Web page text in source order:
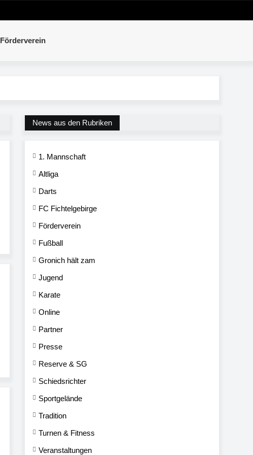
Förderverein
News aus den Rubriken
1. Mannschaft
Altliga
Darts
FC Fichtelgebirge
Förderverein
Fußball
Gronich hält zam
Jugend
Karate
Online
Partner
Presse
Reserve & SG
Schiedsrichter
Sportgelände
Tradition
Turnen & Fitness
Veranstaltungen